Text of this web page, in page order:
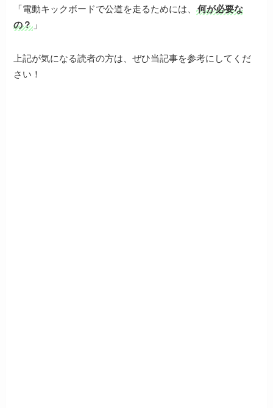
「電動キックボードで公道を走るためには、何が必要な
の？ 」
上記が気になる読者の方は、ぜひ当記事を参考にしてくだ
さい！